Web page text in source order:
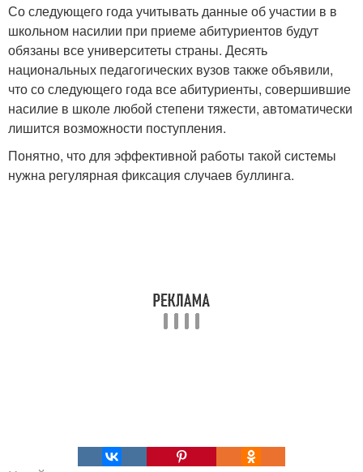
Со следующего года учитывать данные об участии в в
школьном насилии при приеме абитуриентов будут
обязаны все университеты страны. Десять
национальных педагогических вузов также объявили,
что со следующего года все абитуриенты, совершившие
насилие в школе любой степени тяжести, автоматически
лишится возможности поступления.
Понятно, что для эффективной работы такой системы
нужна регулярная фиксация случаев буллинга.